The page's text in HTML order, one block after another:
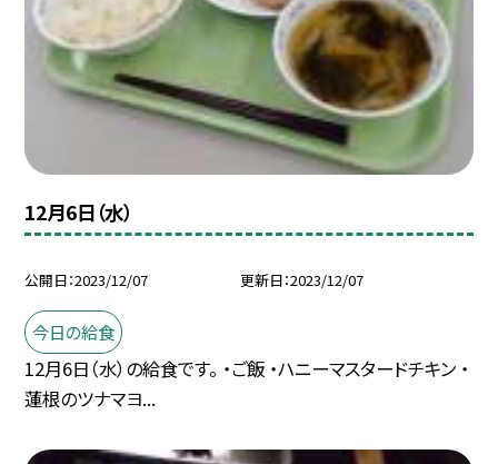
12月6日（水）
公開日 2023/12/07 更新日 2023/12/07
今日の給食
12月6日（水）の給食です。 ・ご飯 ・ハニーマスタードチキン ・
蓮根のツナマヨ...